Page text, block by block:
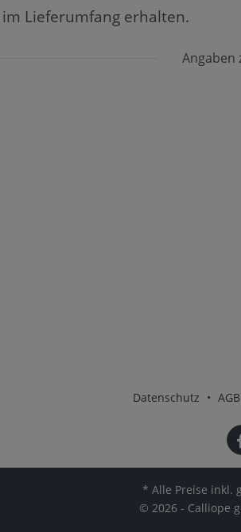
Lieferumfang erhalten.
Angaben
Datenschutz • AGB
* Alle Preise inkl.
© 2026 - Calliope